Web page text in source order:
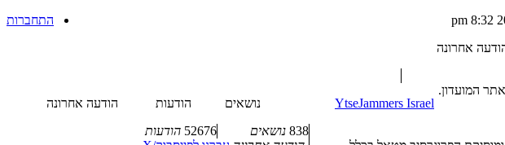
התחברות
אחרונה
המועדון.
YtseJammers Israel
נושאים הודעות
הודעה אחרונה
838 נושאים 52676 הודעות